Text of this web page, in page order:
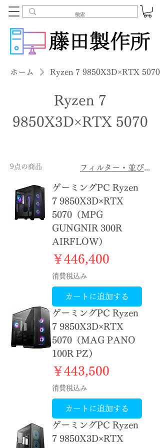
ホーム Ryzen 7 9850X3D×RTX 5070
Ryzen 7
9850X3D×RTX 5070
9点の商品 フィルター・並び替え
ゲーミングPC Ryzen
7 9850X3D×RTX
5070（MPG
GUNGNIR 300R
AIRFLOW）
価格
￥446,400
消費税込み
カートに追加する
ゲーミングPC Ryzen
7 9850X3D×RTX
5070（MAG PANO
100R PZ）
価格
￥443,500
消費税込み
カートに追加する
ゲーミングPC Ryzen
7 9850X3D×RTX